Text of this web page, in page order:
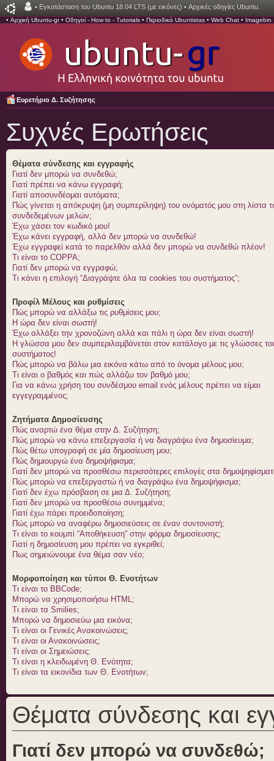
• Εγκατάσταση του Ubuntu 18.04 LTS (με εικόνες) • Αρχικές οδηγίες Ubuntu.
• Αρχική Ubuntu-gr• Οδηγοί - How to - Tutorials • Περιοδικό Ubuntistas • Web Chat • Imagebin
Ευρετήριο Δ. Συζήτησης
Συχνές Ερωτήσεις
Θέματα σύνδεσης και εγγραφής
Γιατί δεν μπορώ να συνδεθώ;
Γιατί πρέπει να κάνω εγγραφή;
Γιατί αποσυνδέομαι αυτόματα;
Πώς γίνεται η απόκρυψη (μη συμπερίληψη) του ονόματός μου στη λίστα
συνδεδεμένων μελών;
Έχω χάσει τον κωδικό μου!
Έχω κάνει εγγραφή, αλλά δεν μπορώ να συνδεθώ!
Έχω εγγραφεί κατά το παρελθόν αλλά δεν μπορώ να συνδεθώ πλέον!
Τι είναι το COPPA;
Γιατί δεν μπορώ να εγγραφώ;
Τι κάνει η επιλογή “Διαγράψτε όλα τα cookies του συστήματος”;
Προφίλ Μέλους και ρυθμίσεις
Πώς μπορώ να αλλάξω τις ρυθμίσεις μου;
Η ώρα δεν είναι σωστή!
Έχω αλλάξει την χρονοζώνη αλλά και πάλι η ώρα δεν είναι σωστή!
Η γλώσσα μου δεν συμπεριλαμβάνεται στον κατάλογο με τις γλώσσες
συστήματος!
Πώς μπορώ να βάλω μια εικόνα κάτω από το όνομα μέλους μου;
Τι είναι ο βαθμός και πώς αλλάζω τον βαθμό μου;
Για να κάνω χρήση του συνδέσμου email ενός μέλους πρέπει να είμαι
εγγεγραμμένος;
Ζητήματα Δημοσίευσης
Πώς αναρτώ ένα θέμα στην Δ. Συζήτηση;
Πώς μπορώ να κάνω επεξεργασία ή να διαγράψω ένα δημοσίευμα;
Πώς θέτω υπογραφή σε μία δημοσίευση μου;
Πώς δημιουργώ ένα δημοψήφισμα;
Γιατί δεν μπορώ να προσθέσω περισσότερες επιλογές στα
Πώς μπορώ να επεξεργαστώ ή να διαγράψω ένα δημοψήφισμα;
Γιατί δεν έχω πρόσβαση σε μια Δ. Συζήτηση;
Γιατί δεν μπορώ να προσθέσω συνημμένα;
Γιατί έχω πάρει προειδοποίηση;
Πώς μπορώ να αναφέρω δημοσιεύσεις σε έναν συντονιστή;
Τι είναι το κουμπί “Αποθήκευση” στην φόρμα δημοσίευσης;
Γιατί η δημοσίευση μου πρέπει να εγκριθεί;
Πως σημειώνουμε ένα θέμα σαν νέο;
Μορφοποίηση και τύποι Θ. Ενοτήτων
Τι είναι το BBCode;
Μπορώ να χρησιμοποιήσω HTML;
Τι είναι τα Smilies;
Μπορώ να δημοσιεύω μια εικόνα;
Τι είναι οι Γενικές Ανακοινώσεις;
Τι είναι οι Ανακοινώσεις;
Τι είναι οι Σημειώσεις;
Τι είναι η κλειδωμένη Θ. Ενότητα;
Τι είναι τα εικονίδια των Θ. Ενοτήτων;
Θέματα σύνδεσης και
Γιατί δεν μπορώ να συνδεθώ;